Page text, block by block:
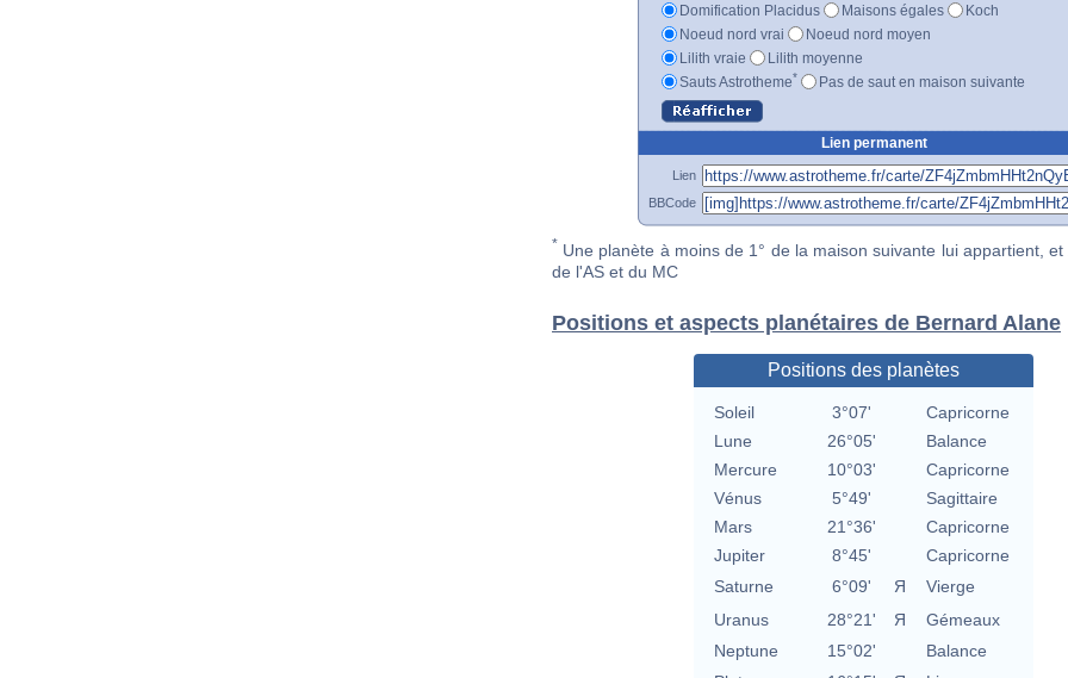
Domification Placidus
Maisons égales
Koch
Noeud nord vrai
Noeud nord moyen
Lilith vraie
Lilith moyenne
Sauts Astrotheme* Pas de saut en maison suivante
Lien permanent
Lien
BBCode
* Une planète à moins de 1° de la maison suivante lui appartient, et
de l'AS et du MC
Positions et aspects planétaires de Bernard Alane
Positions des planètes
Soleil 3°07'
Capricorne
Lune
26°05'
Balance
Mercure
10°03'
Capricorne
Vénus
5°49'
Sagittaire
Mars
21°36'
Capricorne
Jupiter
8°45'
Capricorne
Saturne
6°09' Я
Vierge
Uranus
28°21' Я
Gémeaux
Neptune
15°02'
Balance